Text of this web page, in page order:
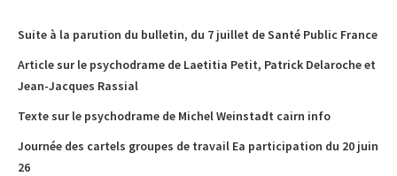
Suite à la parution du bulletin, du 7 juillet de Santé Public France
Article sur le psychodrame de Laetitia Petit, Patrick Delaroche et
Jean-Jacques Rassial
Texte sur le psychodrame de Michel Weinstadt cairn info
Journée des cartels groupes de travail Ea participation du 20 juin
26